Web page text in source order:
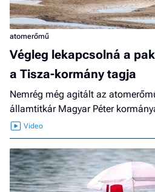
atomerőmű
Végleg lekapcsolná a
a Tisza-kormány tagja
Nemrég még agitált az
államtitkár Magyar Péter